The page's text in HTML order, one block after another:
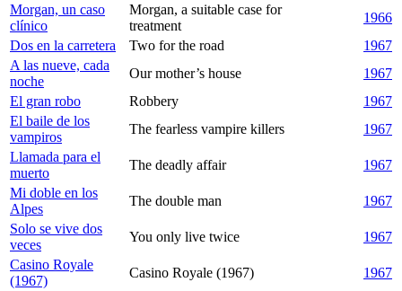
Morgan, un caso
clínico
Morgan, a suitable case for
treatment
1966
Dos en la carretera
Two for the road
1967
A las nueve, cada
noche
Our mother’s house
1967
El gran robo
Robbery
1967
El baile de los
vampiros
The fearless vampire killers
1967
Llamada para el
muerto
The deadly affair
1967
Mi doble en los
Alpes
The double man
1967
Solo se vive dos
veces
You only live twice
1967
Casino Royale
(1967)
Casino Royale (1967)
1967